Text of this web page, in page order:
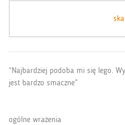
“Najbardziej podoba mi się lego.
jest bardzo smaczne”
ogólne wrażenia